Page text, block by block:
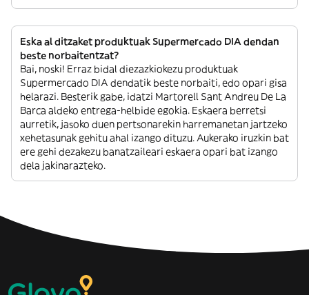
Eska al ditzaket produktuak Supermercado DIA dendan
beste norbaitentzat?
Bai, noski! Erraz bidal diezazkiokezu produktuak
Supermercado DIA dendatik beste norbaiti, edo opari gisa
helarazi. Besterik gabe, idatzi Martorell Sant Andreu De La
Barca aldeko entrega-helbide egokia. Eskaera berretsi
aurretik, jasoko duen pertsonarekin harremanetan jartzeko
xehetasunak gehitu ahal izango dituzu. Aukerako iruzkin bat
ere gehi dezakezu banatzaileari eskaera opari bat izango
dela jakinarazteko.